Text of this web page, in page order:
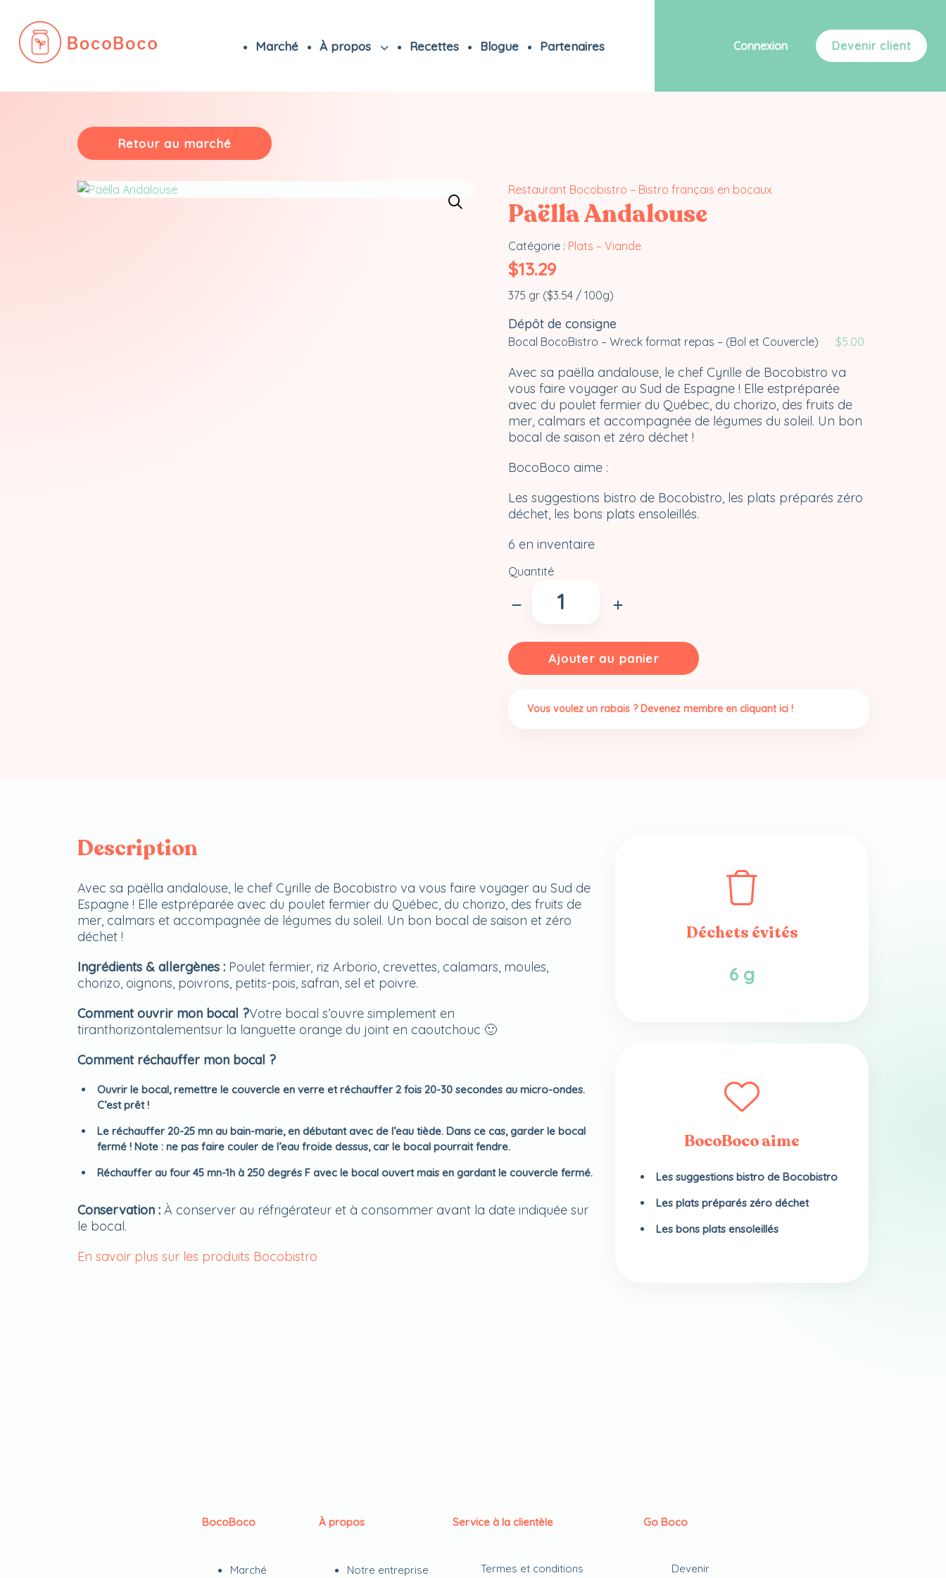
Marché À propos Recettes Blogue Partenaires Connexion Devenir client
Retour au marché
Restaurant Bocobistro – Bistro français en bocaux
Paëlla Andalouse
Catégorie : Plats – Viande
$13.29
375 gr ($3.54 / 100g)
Dépôt de consigne
Bocal BocoBistro – Wreck format repas – (Bol et Couvercle) $5.00
Avec sa paëlla andalouse, le chef Cyrille de Bocobistro va
vous faire voyager au Sud de Espagne ! Elle estpréparée
avec du poulet fermier du Québec, du chorizo, des fruits de
mer, calmars et accompagnée de légumes du soleil. Un bon
bocal de saison et zéro déchet !
BocoBoco aime :
Les suggestions bistro de Bocobistro, les plats préparés zéro
déchet, les bons plats ensoleillés.
6 en inventaire
Quantité
Andalouse
Ajouter au panier
Vous voulez un rabais ? Devenez membre en cliquant ici !
Description
Avec sa paëlla andalouse, le chef Cyrille de Bocobistro va vous faire voyager au Sud de
Espagne ! Elle estpréparée avec du poulet fermier du Québec, du chorizo, des fruits de
mer, calmars et accompagnée de légumes du soleil. Un bon bocal de saison et zéro
déchet !
Ingrédients & allergènes :Poulet fermier, riz Arborio, crevettes, calamars, moules,
chorizo, oignons, poivrons, petits-pois, safran, sel et poivre.
Comment ouvrir mon bocal ?Votre bocal s’ouvre simplement en
tiranthorizontalementsur la languette orange du joint en caoutchouc 🙂
Comment réchauffer mon bocal ?
Ouvrir le bocal, remettre le couvercle en verre et réchauffer 2 fois 20-30 secondes au micro-ondes.
C’est prêt !
Le réchauffer 20-25 mn au bain-marie, en débutant avec de l’eau tiède. Dans ce cas, garder le bocal
fermé ! Note : ne pas faire couler de l’eau froide dessus, car le bocal pourrait fendre.
Réchauffer au four 45 mn-1h à 250 degrés F avec le bocal ouvert mais en gardant le couvercle fermé.
Conservation : À conserver au réfrigérateur et à consommer avant la date indiquée sur
le bocal.
En savoir plus sur les produits Bocobistro
Déchets évités
6 g
BocoBoco aime
Les suggestions bistro de Bocobistro
Les plats préparés zéro déchet
Les bons plats ensoleillés
BocoBoco
Marché
À propos
Notre entreprise
Service à la clientèle
Termes et conditions
Go Boco
Devenir